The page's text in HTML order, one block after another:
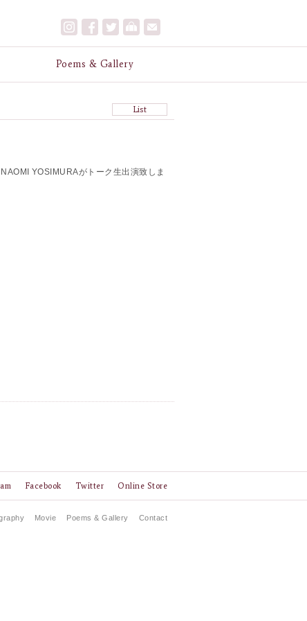
Poems & Gallery
List
YOSIMURAがトーク生出演致しま
Online Store
Twitter
Facebook
Movie Poems & Gallery Contact